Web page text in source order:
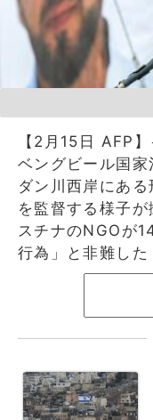
【2月15日 AFP
ベングビール国
ダン川西岸にあ
を監督する様子
スチナのNGOが
行為」と非難した